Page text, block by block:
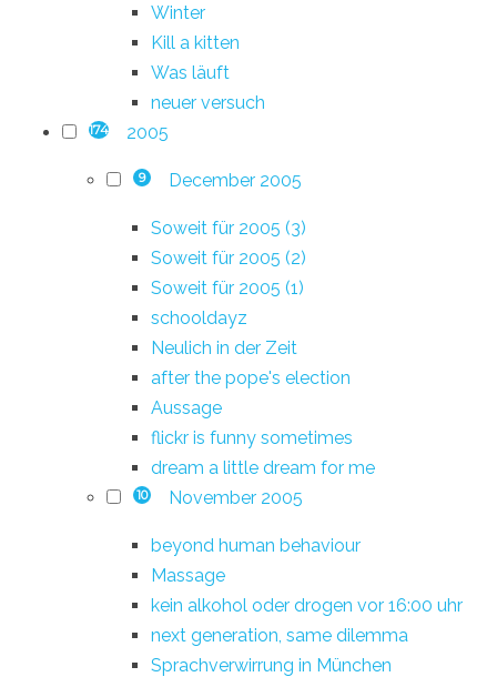
Winter
Kill a kitten
Was läuft
neuer versuch
174 2005
9 December 2005
Soweit für 2005 (3)
Soweit für 2005 (2)
Soweit für 2005 (1)
schooldayz
Neulich in der Zeit
after the pope's election
Aussage
flickr is funny sometimes
dream a little dream for me
10 November 2005
beyond human behaviour
Massage
kein alkohol oder drogen vor 16:00 uhr
next generation, same dilemma
Sprachverwirrung in München